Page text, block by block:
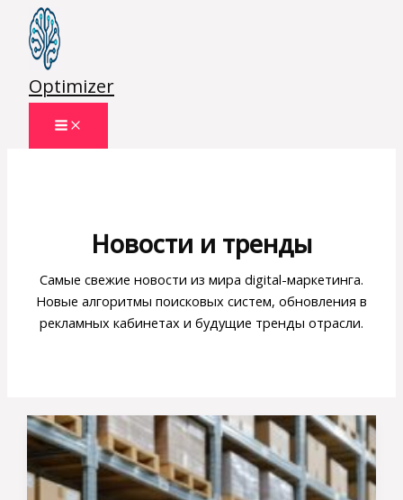
Перейти
содержимому
Optimizer
Новости и тренды
Самые свежие новости из мира digital-маркетинга.
Новые алгоритмы поисковых систем, обновления в
рекламных кабинетах и будущие тренды отрасли.